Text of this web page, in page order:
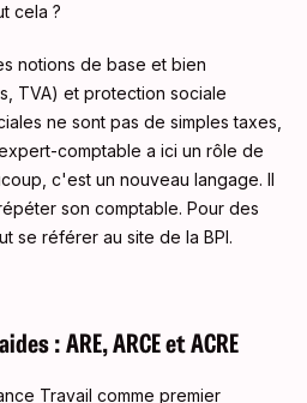
cela ?
notions de base et bien
TVA) et protection sociale
ne sont pas de simples taxes,
comptable a ici un rôle de
c'est un nouveau langage. Il
son comptable. Pour des
se référer au site de la BPI.
: ARE, ARCE et ACRE
Travail comme premier